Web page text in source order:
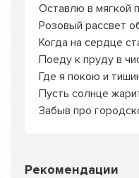
Оставлю в мягкой
Розовый рассвет
Когда на сердце
Поеду к пруду в
Где я покою и
Пусть солнце
Забыв про
Рекомендации